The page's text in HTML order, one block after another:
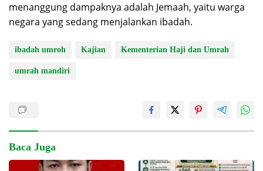
menanggung dampaknya adalah Jemaah, yaitu warga
negara yang sedang menjalankan ibadah.
ibadah umroh Kajian Kementerian Haji dan Umrah
umrah mandiri
Baca Juga